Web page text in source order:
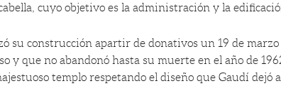
cuyo objetivo es la administración y la
su construcción apartir de donativos un 19 de
y que no abandonó hasta su muerte en el año de
templo respetando el diseño que Gaudí dejó a